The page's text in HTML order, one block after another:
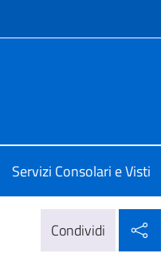
Servizi Consolari e Visti
Condividi